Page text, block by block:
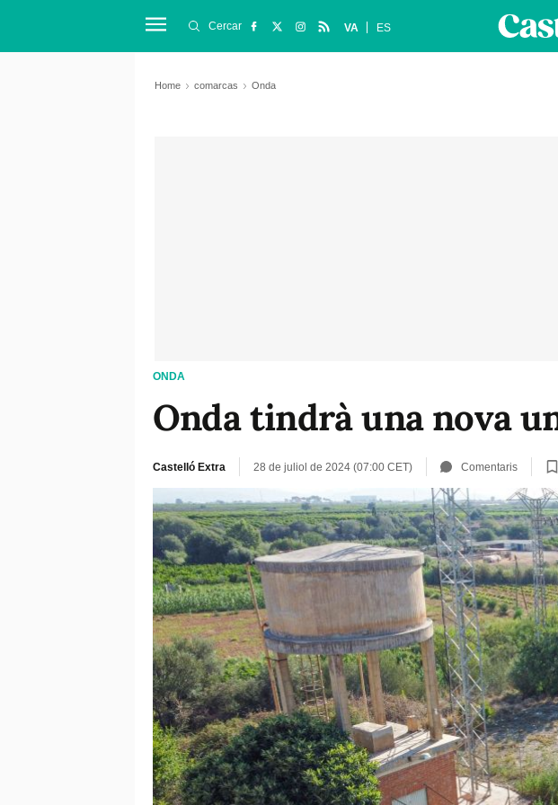
Cercar VA ES
Home comarcas Onda
ONDA
Onda tindrà una nova
Castelló Extra 28 de juliol de 2024 (07:00 CET) Comentaris